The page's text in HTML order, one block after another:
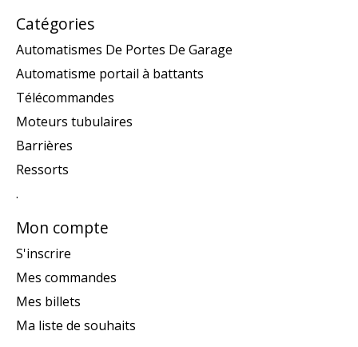
Catégories
Automatismes De Portes De Garage
Automatisme portail à battants
Télécommandes
Moteurs tubulaires
Barrières
Ressorts
.
Mon compte
S'inscrire
Mes commandes
Mes billets
Ma liste de souhaits